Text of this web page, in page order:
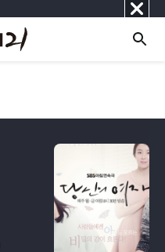
닫
기